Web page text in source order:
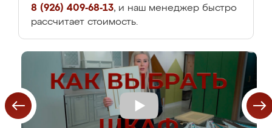
8 (926) 409-68-13, и наш менеджер быстро
рассчитает стоимость.